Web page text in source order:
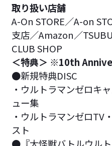
取り扱い店舗
A-On STORE／A-on
支店／Amazon／
CLUB SHOP
＜特典＞ ※10th
●新規特典DISC
・ウルトラマンゼロキ
ュー集
・ウルトラマンゼロTV
スト
●『大怪獣バトルウル